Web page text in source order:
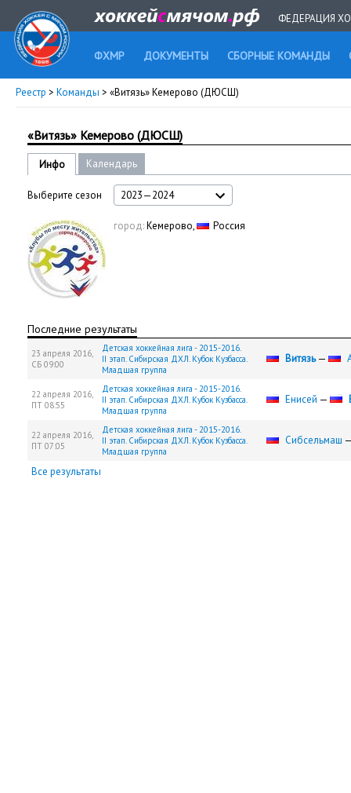
ФЕДЕРАЦИЯ
ФХМР ДОКУМЕНТЫ СБОРНЫЕ КОМАНДЫ
Реестр > Команды > «Витязь» Кемерово (ДЮСШ)
«Витязь» Кемерово (ДЮСШ)
Инфо Календарь
Выберите сезон 2023—2024
город:Кемерово, Россия
Последние результаты
23 апреля 2016,
СБ 09:00
Детская хоккейная лига - 2015-2016.
II этап. Сибирская ДХЛ. Кубок Кузбасса.
Младшая группа
Витязь—
22 апреля 2016,
ПТ 08:55
Детская хоккейная лига - 2015-2016.
II этап. Сибирская ДХЛ. Кубок Кузбасса.
Младшая группа
Енисей —
22 апреля 2016,
ПТ 07:05
Детская хоккейная лига - 2015-2016.
II этап. Сибирская ДХЛ. Кубок Кузбасса.
Младшая группа
Сибсельмаш
Все результаты